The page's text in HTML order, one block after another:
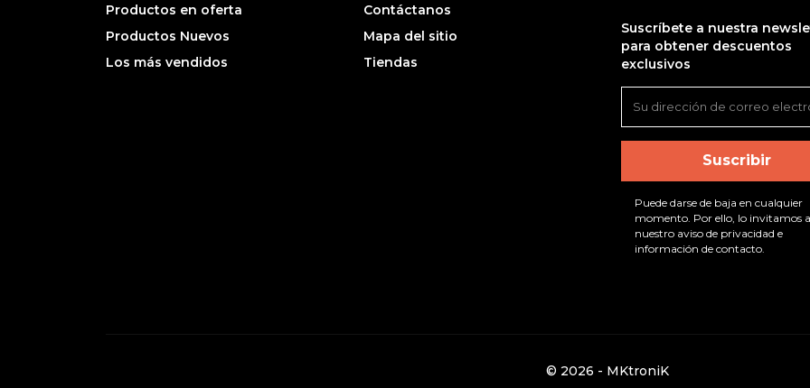
Productos en oferta
Productos Nuevos
Los más vendidos
Contáctanos
Mapa del sitio
Tiendas
Suscríbete a nuestra
para obtener descuentos
exclusivos
Puede darse de baja en cualquier
momento. Por ello, lo invitamos
nuestro aviso de privacidad e
información de contacto.
© 2026 - MKtroniK